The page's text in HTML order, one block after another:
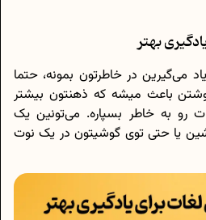
بهتر
می‌گیرین در خاطرتون بمونه، حتما
باعث میشه که ذهنتون بیشتر
رو به خاطر بسپاره. می‌تونین یک
یا حتی توی گوشیتون در یک نوت